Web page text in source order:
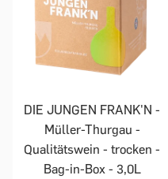
DIE JUNGEN FRANK'N -
Müller-Thurgau -
Qualitätswein - trocken -
Bag-in-Box - 3,0L